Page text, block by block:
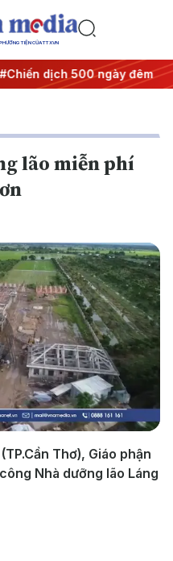
TIỆN CỦA TTXVN
dịch 500 ngày đêm
lão miễn phí
Thơ), Giáo phận
Nhà dưỡng lão Láng